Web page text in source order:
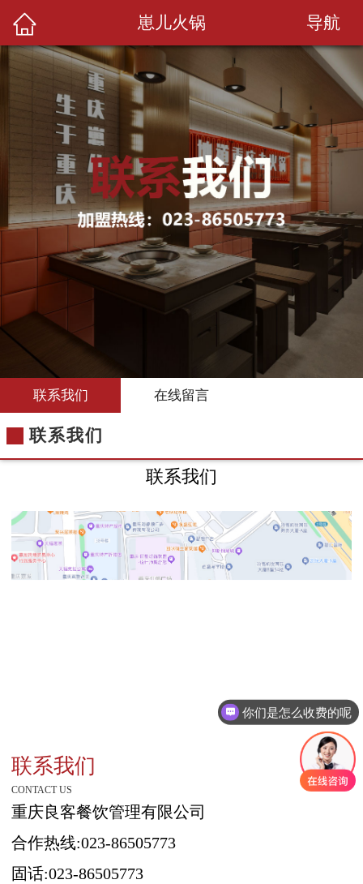
导航
崽儿火锅
联系我们 在线留言
联系我们
联系我们
联系我们
CONTACT US
重庆良客餐饮管理有限公司
合作热线:023-86505773
固话:023-86505773
你们是怎么收费的呢